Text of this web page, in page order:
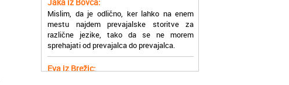
mestu najdem prevajalske storitve za
različne jezike, tako da se ne morem
sprehajati od prevajalca do prevajalca.
Eva iz Brežic:
jezik, na spletu sem našla Oxford, jih